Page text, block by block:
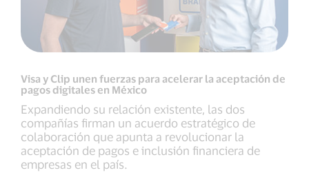
Visa y Clip unen fuerzas para acelerar la aceptación de
pagos digitales en México
Expandiendo su relación existente, las dos
compañías firman un acuerdo estratégico de
colaboración que apunta a revolucionar la
aceptación de pagos e inclusión financiera de
empresas en el país.